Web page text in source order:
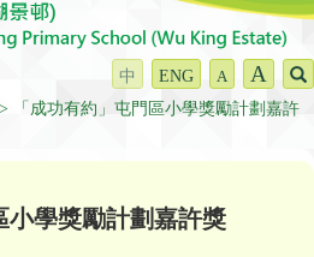
中 ENG A A
「成功有約」屯門區小學獎勵計劃嘉許
小學獎勵計劃嘉許獎